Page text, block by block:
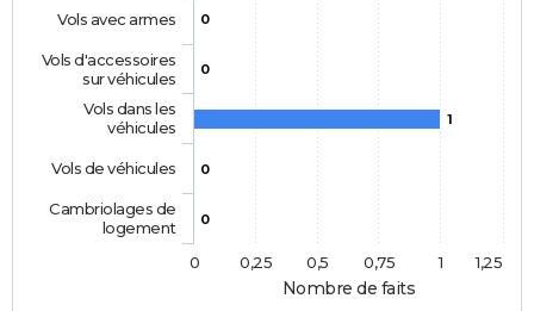
Nombre de faits
0
0
1
0
0
Vols avec armes
Vols d'accessoires
sur véhicules
Vols dans les
véhicules
Vols de véhicules
Cambriolages de
logement
0
1
0,25 0,5 0,75 1,25